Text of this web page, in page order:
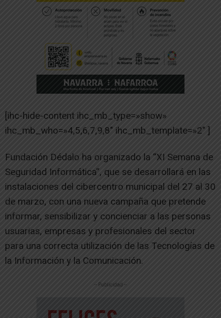
[ihc-hide-content ihc_mb_type=»show»
ihc_mb_who=»4,5,6,7,9,8″ ihc_mb_template=»2″ ]
Fundación Dédalo ha organizado la “XI Semana de
Seguridad Informática”, que se desarrollará en las
instalaciones del cibercentro municipal del 27 al 30
de marzo, con una nueva campaña que pretende
informar, sensibilizar y concienciar a las personas
usuarias, empresas y profesionales del sector
para una correcta utilización de las Tecnologías de
la Información y la Comunicación.
-- Publicidad --